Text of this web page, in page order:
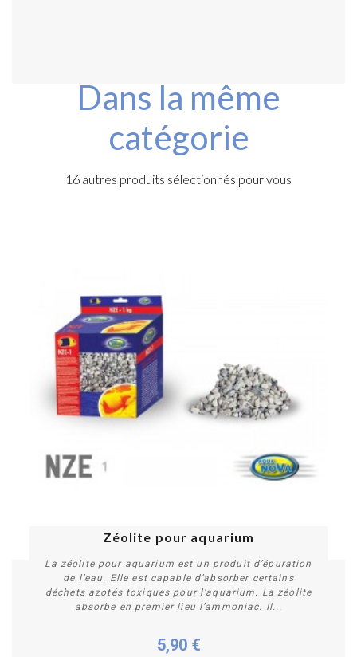
Dans la même
catégorie
16 autres produits sélectionnés pour vous
Zéolite pour aquarium
La zéolite pour aquarium est un produit d’épuration
de l’eau. Elle est capable d’absorber certains
déchets azotés toxiques pour l’aquarium. La zéolite
absorbe en premier lieu l’ammoniac. Il...
5,90 €